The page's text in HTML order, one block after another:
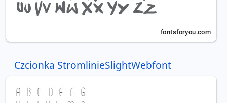
Czcionka StromlinieSlightWebfont